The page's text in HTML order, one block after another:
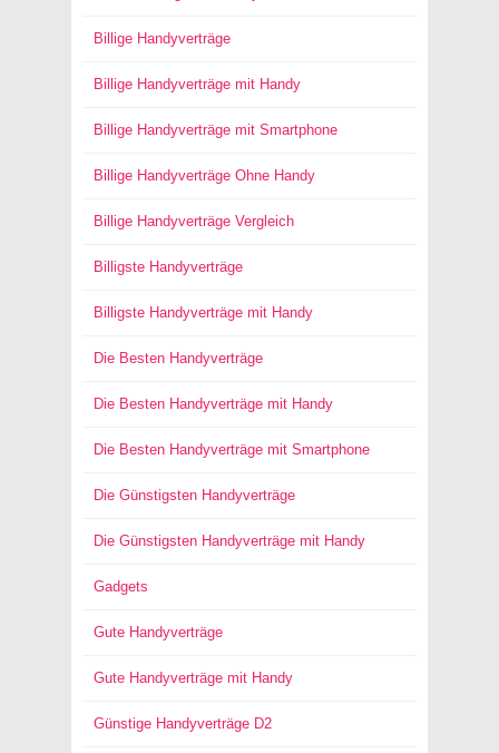
Billige Handyverträge
Billige Handyverträge mit Handy
Billige Handyverträge mit Smartphone
Billige Handyverträge Ohne Handy
Billige Handyverträge Vergleich
Billigste Handyverträge
Billigste Handyverträge mit Handy
Die Besten Handyverträge
Die Besten Handyverträge mit Handy
Die Besten Handyverträge mit Smartphone
Die Günstigsten Handyverträge
Die Günstigsten Handyverträge mit Handy
Gadgets
Gute Handyverträge
Gute Handyverträge mit Handy
Günstige Handyverträge D2